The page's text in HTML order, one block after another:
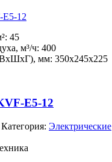
12
45
м³/ч: 400
мм: 350x245x225
E5-12
Категория: Электрические